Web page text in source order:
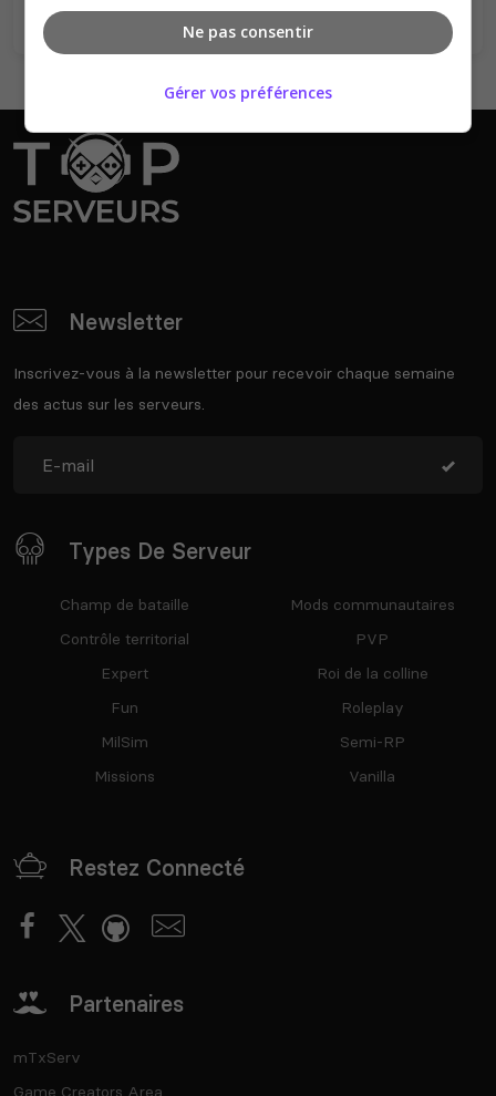
Newsletter
Inscrivez-vous à la newsletter pour recevoir chaque semaine
des actus sur les serveurs.
Types De Serveur
Champ de bataille
Contrôle territorial
Expert
Fun
MilSim
Missions
Mods communautaires
PVP
Roi de la colline
Roleplay
Semi-RP
Vanilla
Restez Connecté
Partenaires
mTxServ
Game Creators Area
Ne pas consentir
Gérer vos préférences